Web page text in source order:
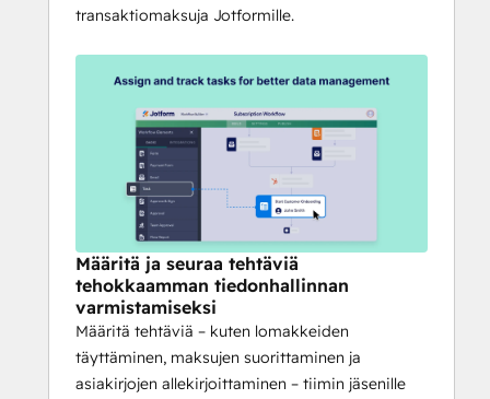
transaktiomaksuja Jotformille.
Määritä ja seuraa tehtäviä
tehokkaamman tiedonhallinnan
varmistamiseksi
Määritä tehtäviä – kuten lomakkeiden
täyttäminen, maksujen suorittaminen ja
asiakirjojen allekirjoittaminen – tiimin jäsenille